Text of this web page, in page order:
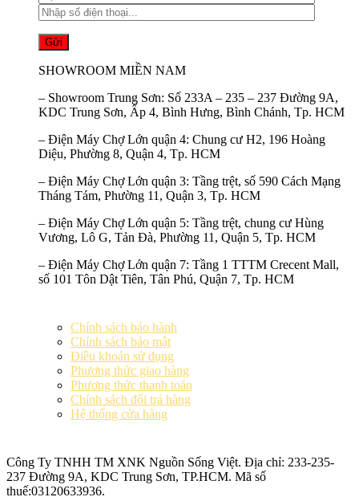
SHOWROOM MIỀN NAM
– Showroom Trung Sơn: Số 233A – 235 – 237 Đường 9A,
KDC Trung Sơn, Ấp 4, Bình Hưng, Bình Chánh, Tp. HCM
– Điện Máy Chợ Lớn quận 4: Chung cư H2, 196 Hoàng
Diệu, Phường 8, Quận 4, Tp. HCM
– Điện Máy Chợ Lớn quận 3: Tầng trệt, số 590 Cách Mạng
Tháng Tám, Phường 11, Quận 3, Tp. HCM
– Điện Máy Chợ Lớn quận 5: Tầng trệt, chung cư Hùng
Vương, Lô G, Tản Đà, Phường 11, Quận 5, Tp. HCM
– Điện Máy Chợ Lớn quận 7: Tầng 1 TTTM Crecent Mall,
số 101 Tôn Dật Tiên, Tân Phú, Quận 7, Tp. HCM
Chính sách bảo hành
Chính sách bảo mật
Điều khoản sử dụng
Phương thức giao hàng
Phương thức thanh toán
Chính sách đổi trả hàng
Hệ thống cửa hàng
Công Ty TNHH TM XNK Nguồn Sống Việt. Địa chỉ: 233-235-
237 Đường 9A, KDC Trung Sơn, TP.HCM. Mã số
thuế:03120633936.